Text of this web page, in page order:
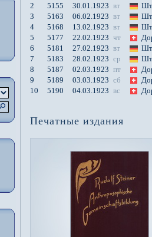
2
5155 30.01.1923 вт
3
5163 06.02.1923 вт
4
5168 13.02.1923 вт
5
5177 22.02.1923 чт
6
5181 27.02.1923 вт
7
5183 28.02.1923 ср
8
5187 02.03.1923 пт
9
5189 03.03.1923 сб
10
5190 04.03.1923 вс
Печатные издания